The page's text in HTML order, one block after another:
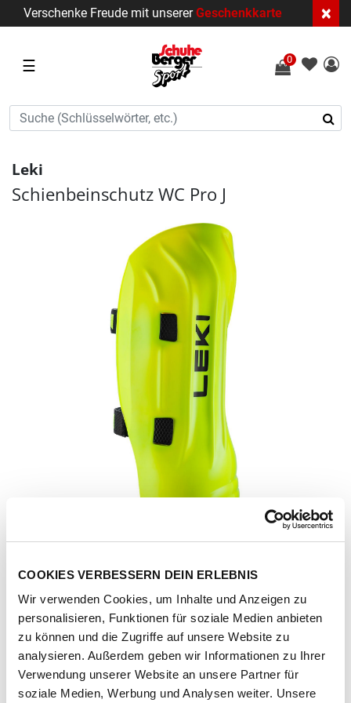
COOKIES VERBESSERN DEIN ERLEBNIS
Wir verwenden Cookies, um Inhalte und Anzeigen zu
personalisieren, Funktionen für soziale Medien anbieten
zu können und die Zugriffe auf unsere Website zu
analysieren. Außerdem geben wir Informationen zu Ihrer
Verwendung unserer Website an unsere Partner für
soziale Medien, Werbung und Analysen weiter. Unsere
Verschenke Freude mit unsererGeschenkkarte ×
☰ 0
Leki
Schienbeinschutz WC Pro J
Artikel-Nr.177062-1101-1001